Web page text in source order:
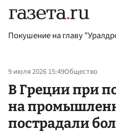
Покушение на главу
9 июля 2026 15:49Общество
В Греции при
на
пострадали